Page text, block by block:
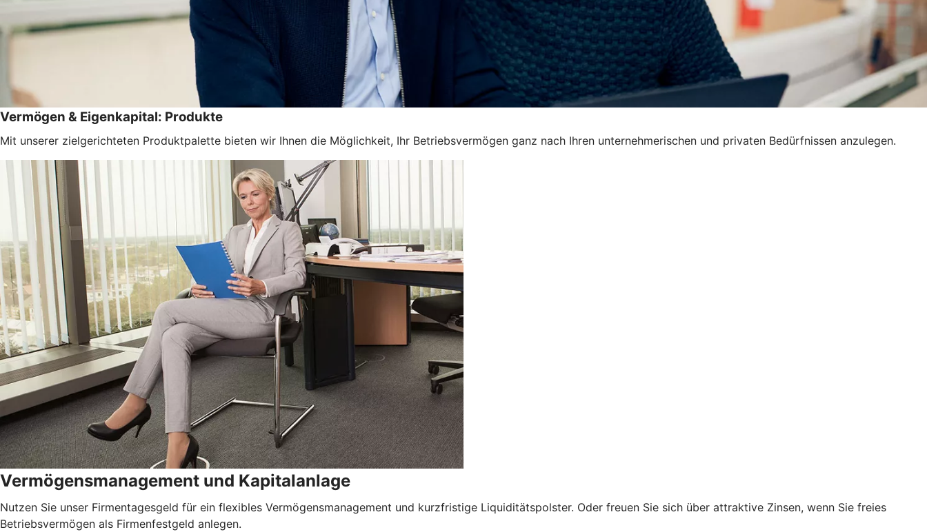
Vermögen & Eigenkapital: Produkte
Mit unserer zielgerichteten Produktpalette bieten wir Ihnen die Möglichkeit, Ihr Betriebsvermögen ganz nach Ihren unternehmerischen und privaten Bedürfnissen anzulegen.
Vermögensmanagement und Kapitalanlage
Nutzen Sie unser Firmentagesgeld für ein flexibles Vermögensmanagement und kurzfristige Liquiditätspolster. Oder freuen Sie sich über attraktive Zinsen, wenn Sie freies
Betriebsvermögen als Firmenfestgeld anlegen.